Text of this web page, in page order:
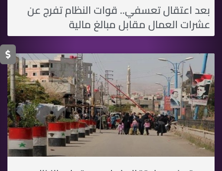
بعد اعتقال تعسفي.. قوات النظام تفرج عن
عشرات العمال مقابل مبالغ مالية